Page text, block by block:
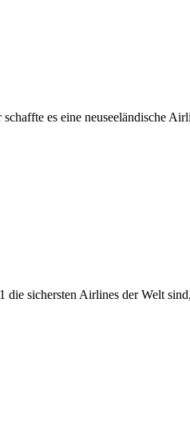
es eine neuseeländische
sichersten Airlines der Welt